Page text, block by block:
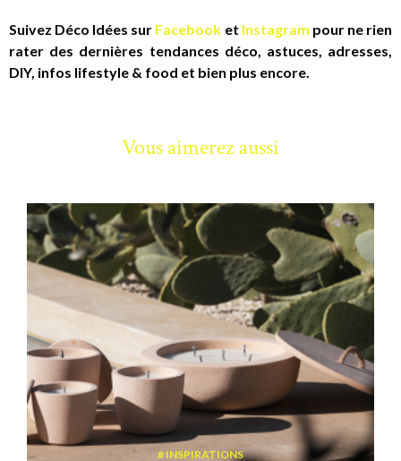
Suivez Déco Idées sur Facebook et Instagram pour ne rien
rater des dernières tendances déco, astuces, adresses,
DIY, infos lifestyle & food et bien plus encore.
Vous aimerez aussi
INSPIRATIONS